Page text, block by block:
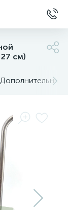
см)
Дополнительные